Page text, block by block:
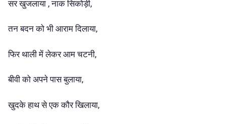
सर खुजलाया , नाक सिकोड़ी,
तन बदन को भी आराम दिलाया,
फिर थाली में लेकर आम चटनी,
बीवी को अपने पास बुलाया,
खुदके हाथ से एक कौर खिलाया,